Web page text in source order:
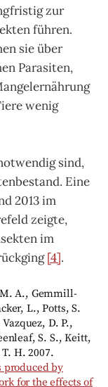
zur
führen.
sie über
Parasiten,
wenig
sind,
Eine
2013 im
zeigte,
im
[4].
A., Gemmill-
L., Potts, S.
D. P.,
S. S., Keitt,
H. 2007.
produced by
for the effects of